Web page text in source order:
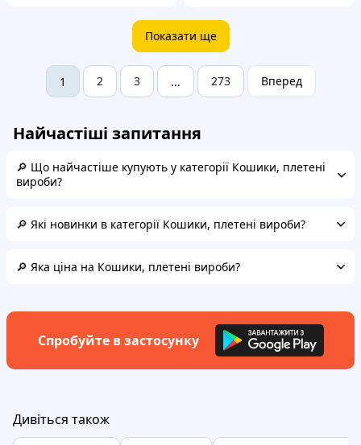
Показати ще
1 2 3 ... 273 Вперед
Найчастіші запитання
🔎 Що найчастіше купують у категорії Кошики, плетені
вироби?
🔎 Які новинки в категорії Кошики, плетені вироби?
🔎 Яка ціна на Кошики, плетені вироби?
Спробуйте в застосунку
Дивіться також